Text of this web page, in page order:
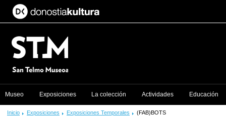
Inicio Exposiciones Exposiciones Temporales (FAB)BOTS
Museo Exposiciones La colección Actividades Educación